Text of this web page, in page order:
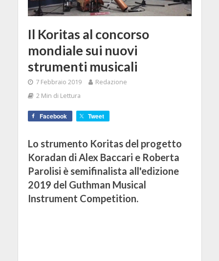
Il Koritas al concorso
mondiale sui nuovi
strumenti musicali
7 Febbraio 2019
Redazione
2 Min di Lettura
Facebook Tweet
Lo strumento Koritas del progetto
Koradan di Alex Baccari e Roberta
Parolisi è semifinalista all'edizione
2019 del Guthman Musical
Instrument Competition.